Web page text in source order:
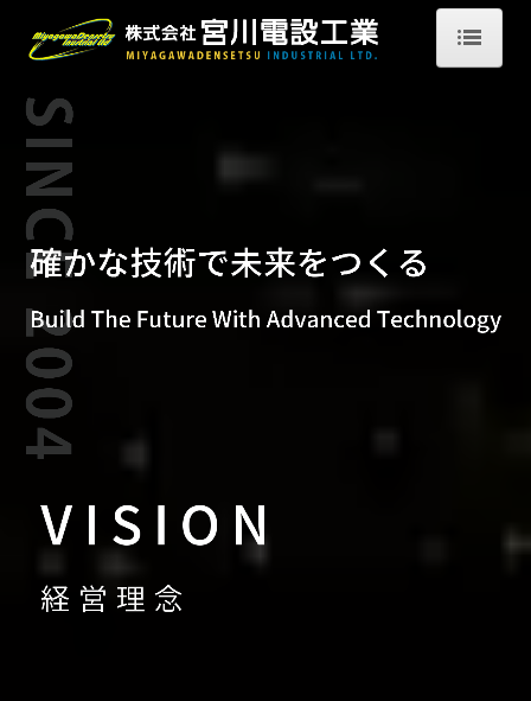
宮川電設工業について
会社概要
ご挨拶・経営理念
業務案内
一般電気工事事業
環境エネルギー事業
移動通信工事事業
採用情報